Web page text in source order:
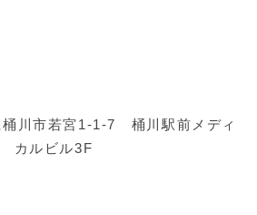
川市若宮1-1-7 桶川駅前メディ
カルビル3F